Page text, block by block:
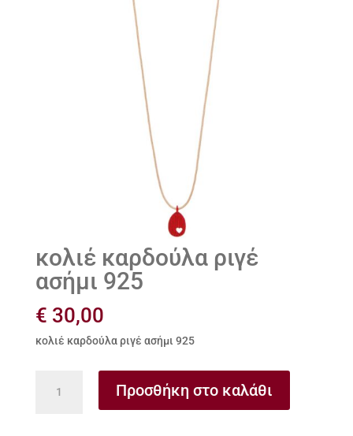
κολιέ καρδούλα ριγέ
ασήμι 925
€ 30,00
κολιέ καρδούλα ριγέ ασήμι 925
Προσθήκη στο καλάθι